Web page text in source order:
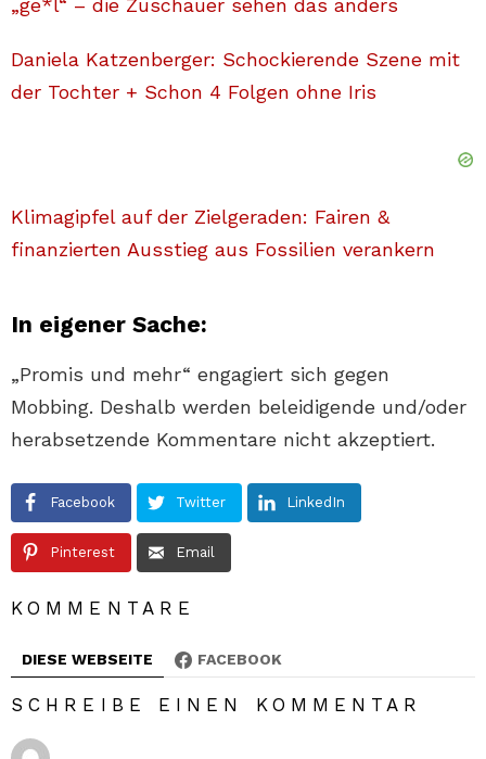
Daniela Katzenberger: Schockierende Szene mit
der Tochter + Schon 4 Folgen ohne Iris
Klimagipfel auf der Zielgeraden: Fairen &
finanzierten Ausstieg aus Fossilien verankern
In eigener Sache:
„Promis und mehr“ engagiert sich gegen
Mobbing. Deshalb werden beleidigende und/oder
herabsetzende Kommentare nicht akzeptiert.
Facebook Twitter LinkedIn
Pinterest Email
KOMMENTARE
DIESE WEBSEITE FACEBOOK
SCHREIBE EINEN KOMMENTAR